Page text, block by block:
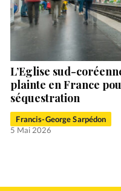
L’Eglise sud-
plainte en France
séquestration
Francis-George Sarpédon
5 Mai 2026